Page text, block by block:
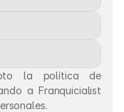
la política de
a Franquicialist